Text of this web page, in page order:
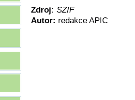
Zdroj: SZIF
Autor: redakce APIC